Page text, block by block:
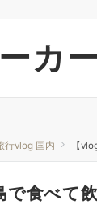
カ
行vlog 国内 【
で食べて